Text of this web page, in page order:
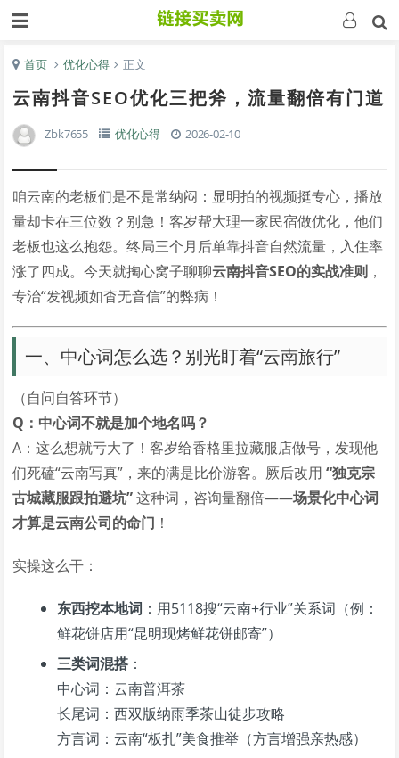
首页 优化心得 正文
云南抖音SEO优化三把斧，流量翻倍有门道
Zbk7655 优化心得 2026-02-10
咱云南的老板们是不是常纳闷：显明拍的视频挺专心，播放
量却卡在三位数？别急！客岁帮大理一家民宿做优化，他们
老板也这么抱怨。终局三个月后单靠抖音自然流量，入住率
涨了四成。今天就掏心窝子聊聊云南抖音SEO的实战准则 ，
专治“发视频如杳无音信”的弊病！
一、中心词怎么选？别光盯着“云南旅行”
（自问自答环节）
Q：中心词不就是加个地名吗？
A：这么想就亏大了！客岁给香格里拉藏服店做号，发现他
们死磕“云南写真”，来的满是比价游客。厥后改用“独克宗
古城藏服跟拍避坑”这种词，咨询量翻倍——场景化中心词
才算是云南公司的命门 ！
实操这么干：
东西挖本地词 ：用5118搜“云南+行业”关系词（例：
鲜花饼店用“昆明现烤鲜花饼邮寄”）
三类词混搭 ：
中心词：云南普洱茶
长尾词：西双版纳雨季茶山徒步攻略
方言词：云南“板扎”美食推举（方言增强亲热感）